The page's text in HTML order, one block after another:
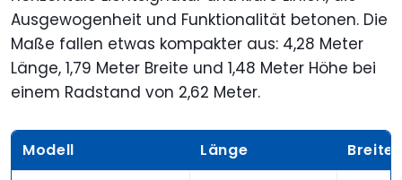
Ausgewogenheit und Funktionalität betonen. Die
Maße fallen etwas kompakter aus: 4,28 Meter
Länge, 1,79 Meter Breite und 1,48 Meter Höhe bei
einem Radstand von 2,62 Meter.
Modell Länge Breite